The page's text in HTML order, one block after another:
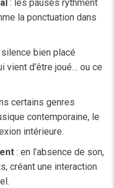
: les pauses rythment
la ponctuation dans
silence bien placé
vient d’être joué… ou ce
certains genres
contemporaine, le
intérieure.
: en l’absence de son,
créant une interaction